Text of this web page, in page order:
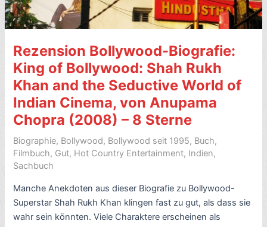
Mukerji)
mit
–
8
Sterne
Rezension Bollywood-Biografie:
King of Bollywood: Shah Rukh
Khan and the Seductive World of
Indian Cinema, von Anupama
Chopra (2008) – 8 Sterne
Biographie, Bollywood, Bollywood seit 1995, Buch,
Filmbuch, Gut, Hot Country Entertainment, Indien,
Sachbuch
Manche Anekdoten aus dieser Biografie zu Bollywood-
Superstar Shah Rukh Khan klingen fast zu gut, als dass sie
wahr sein könnten. Viele Charaktere erscheinen als